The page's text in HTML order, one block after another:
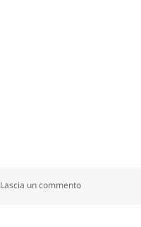
Lascia un commento